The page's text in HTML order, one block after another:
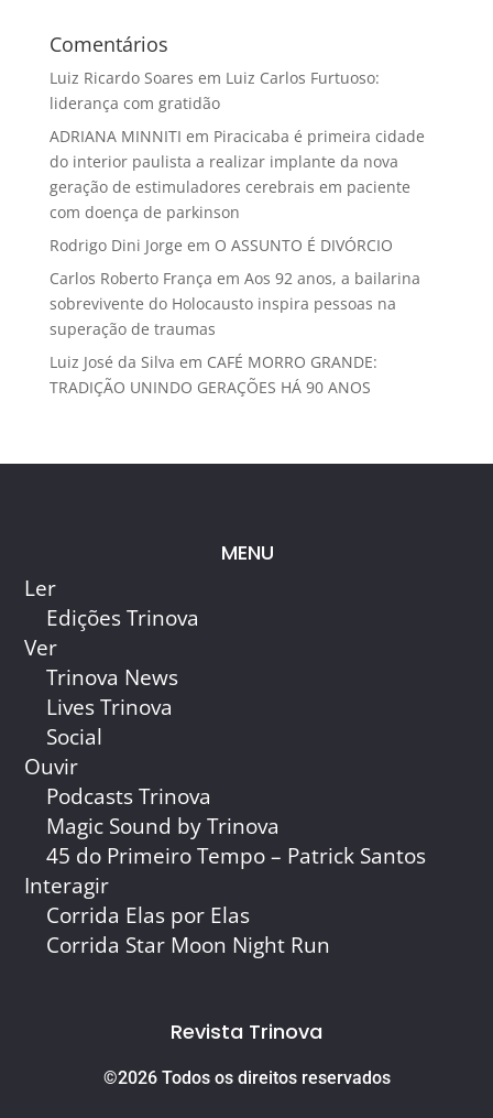
Comentários
Luiz Ricardo Soares em Luiz Carlos Furtuoso:
liderança com gratidão
ADRIANA MINNITI em Piracicaba é primeira cidade
do interior paulista a realizar implante da nova
geração de estimuladores cerebrais em paciente
com doença de parkinson
Rodrigo Dini Jorge em O ASSUNTO É DIVÓRCIO
Carlos Roberto França em Aos 92 anos, a bailarina
sobrevivente do Holocausto inspira pessoas na
superação de traumas
Luiz José da Silva em CAFÉ MORRO GRANDE:
TRADIÇÃO UNINDO GERAÇÕES HÁ 90 ANOS
MENU
Ler
Edições Trinova
Ver
Trinova News
Lives Trinova
Social
Ouvir
Podcasts Trinova
Magic Sound by Trinova
45 do Primeiro Tempo – Patrick Santos
Interagir
Corrida Elas por Elas
Corrida Star Moon Night Run
Revista Trinova
©2026 Todos os direitos reservados